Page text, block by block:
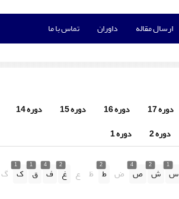
ارسال مقاله داوران تماس با ما
دوره 17 دوره 16 دوره 15 دوره 14
دوره 2 دوره 1
1
س
2
ش
4
ص ض
2
ط ظ ع
2
غ
4
ف
1
ق
1
ک گ